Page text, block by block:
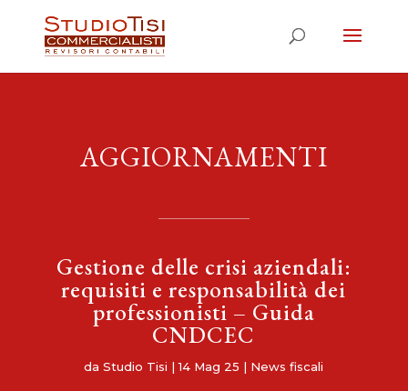
AGGIORNAMENTI
Gestione delle crisi aziendali:
requisiti e responsabilità dei
professionisti – Guida
CNDCEC
daStudio Tisi |14 Mag 25 | News fiscali